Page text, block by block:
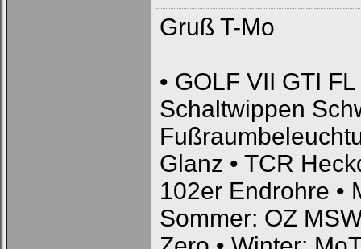
Gruß T-Mo
• GOLF VII GTI
Schaltwippen
Glanz • TCR
102er Endrohre •
Sommer: OZ